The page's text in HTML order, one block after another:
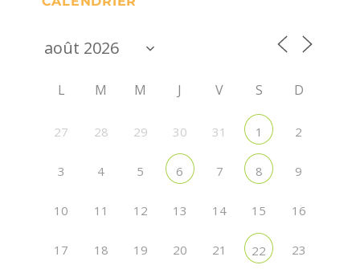
L M M J V S D
27 28 29 30 31 1 2
3 4 5 6 7 8 9
10 11 12 13 14 15 16
17 18 19 20 21 22 23